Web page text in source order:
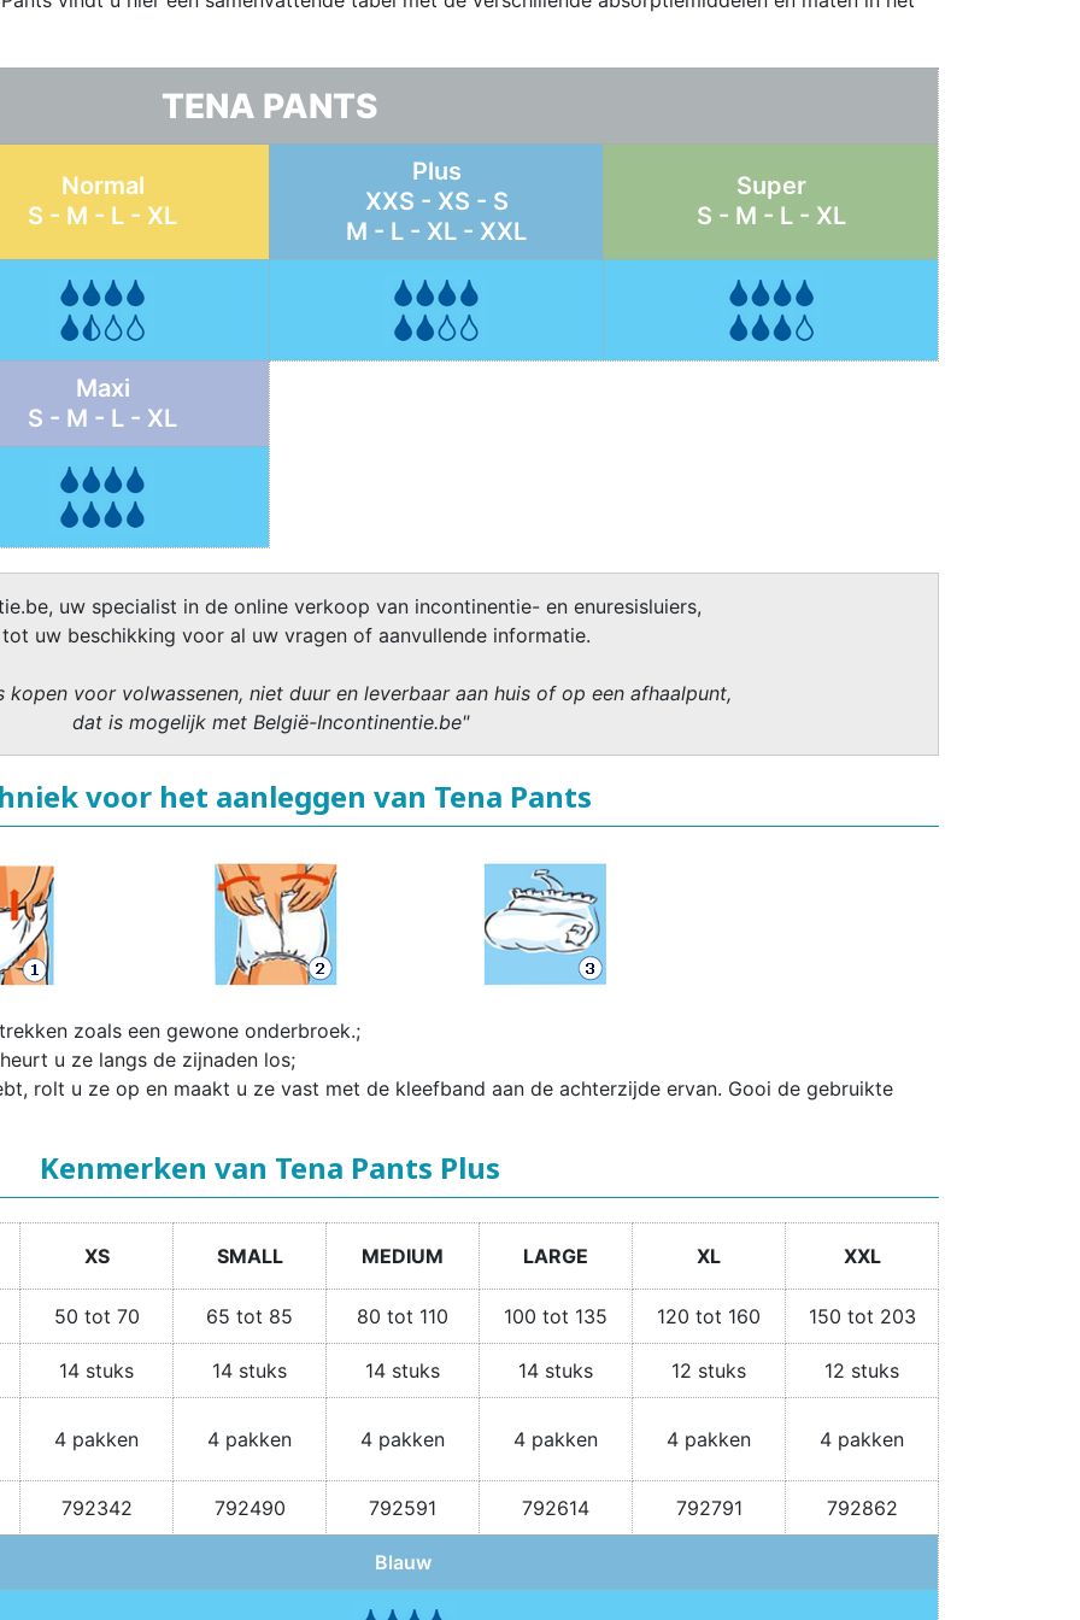
TENA PANTS
Normal
S - M - L - XL
Plus
XXS - XS - S
M - L - XL - XXL
Super
S - M - L - XL
Maxi
S - M - L - XL
uw specialist in de online verkoop van incontinentie- en enuresisluiers,
uw beschikking voor al uw vragen of aanvullende informatie.
kopen voor volwassenen, niet duur en leverbaar aan huis of op een afhaalpunt,
dat is mogelijk met België-Incontinentie.be"
voor het aanleggen van Tena Pants
zoals een gewone onderbroek.;
u ze langs de zijnaden los;
rolt u ze op en maakt u ze vast met de kleefband aan de achterzijde ervan. Gooi de gebruikte
Kenmerken van Tena Pants Plus
XS SMALL MEDIUM LARGE XL XXL
50 tot 70 65 tot 85 80 tot 110 100 tot 135 120 tot 160 150 tot 203
14 stuks 14 stuks 14 stuks 14 stuks 12 stuks 12 stuks
4 pakken 4 pakken 4 pakken 4 pakken 4 pakken 4 pakken
792342 792490 792591 792614 792791 792862
Blauw